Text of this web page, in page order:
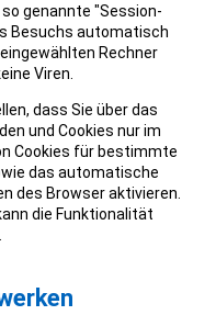
genannte "Session-
Besuchs automatisch
Rechner
Viren.
dass Sie über das
und Cookies nur im
Cookies für bestimmte
das automatische
des Browser aktivieren.
die Funktionalität